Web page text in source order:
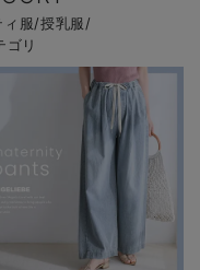
ィ服/授乳服/
ゴリ